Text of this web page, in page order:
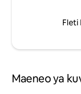
Fleti
Maeneo ya